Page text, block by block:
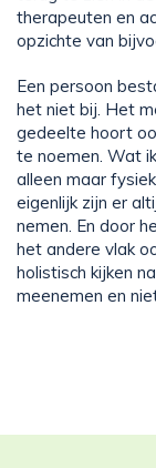
therapeuten en
opzichte van
Een persoon
het niet bij. Het
gedeelte hoort
te noemen. Wat
alleen maar
eigenlijk zijn er
nemen. En door
het andere vlak
holistisch kijken
meenemen en